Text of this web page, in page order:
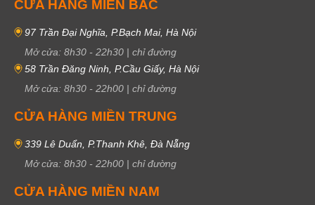
CỬA HÀNG MIỀN BẮC
97 Trần Đại Nghĩa, P.Bạch Mai, Hà Nội
Mở cửa: 8h30 - 22h30 | chỉ đường
58 Trần Đăng Ninh, P.Cầu Giấy, Hà Nội
Mở cửa: 8h30 - 22h00 | chỉ đường
CỬA HÀNG MIỀN TRUNG
339 Lê Duẩn, P.Thanh Khê, Đà Nẵng
Mở cửa: 8h30 - 22h00 | chỉ đường
CỬA HÀNG MIỀN NAM